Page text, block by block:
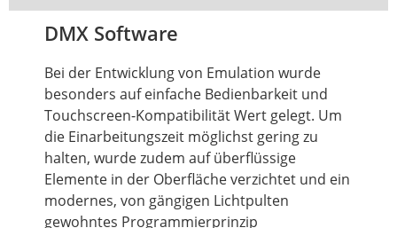
DMX Software
Bei der Entwicklung von Emulation wurde
besonders auf einfache Bedienbarkeit und
Touchscreen-Kompatibilität Wert gelegt. Um
die Einarbeitungszeit möglichst gering zu
halten, wurde zudem auf überflüssige
Elemente in der Oberfläche verzichtet und ein
modernes, von gängigen Lichtpulten
gewohntes Programmierprinzip